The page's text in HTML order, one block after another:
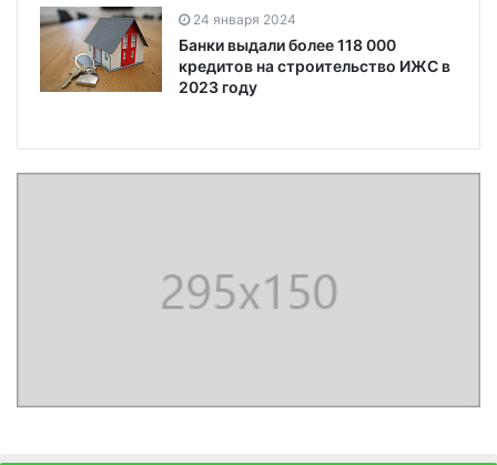
24 января 2024
Банки выдали более 118 000
кредитов на строительство ИЖС в
2023 году